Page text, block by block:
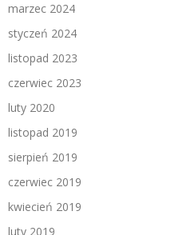
marzec 2024
styczeń 2024
listopad 2023
czerwiec 2023
luty 2020
listopad 2019
sierpień 2019
czerwiec 2019
kwiecień 2019
luty 2019